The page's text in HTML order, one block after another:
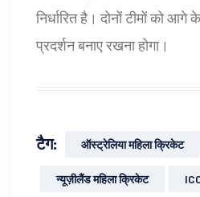
निर्धारित है। दोनों टीमों को
प्रदर्शन बनाए रखना होगा।
टैग: ऑस्ट्रेलिया महिला क्रिकेट
न्यूज़ीलैंड महिला क्रिकेट